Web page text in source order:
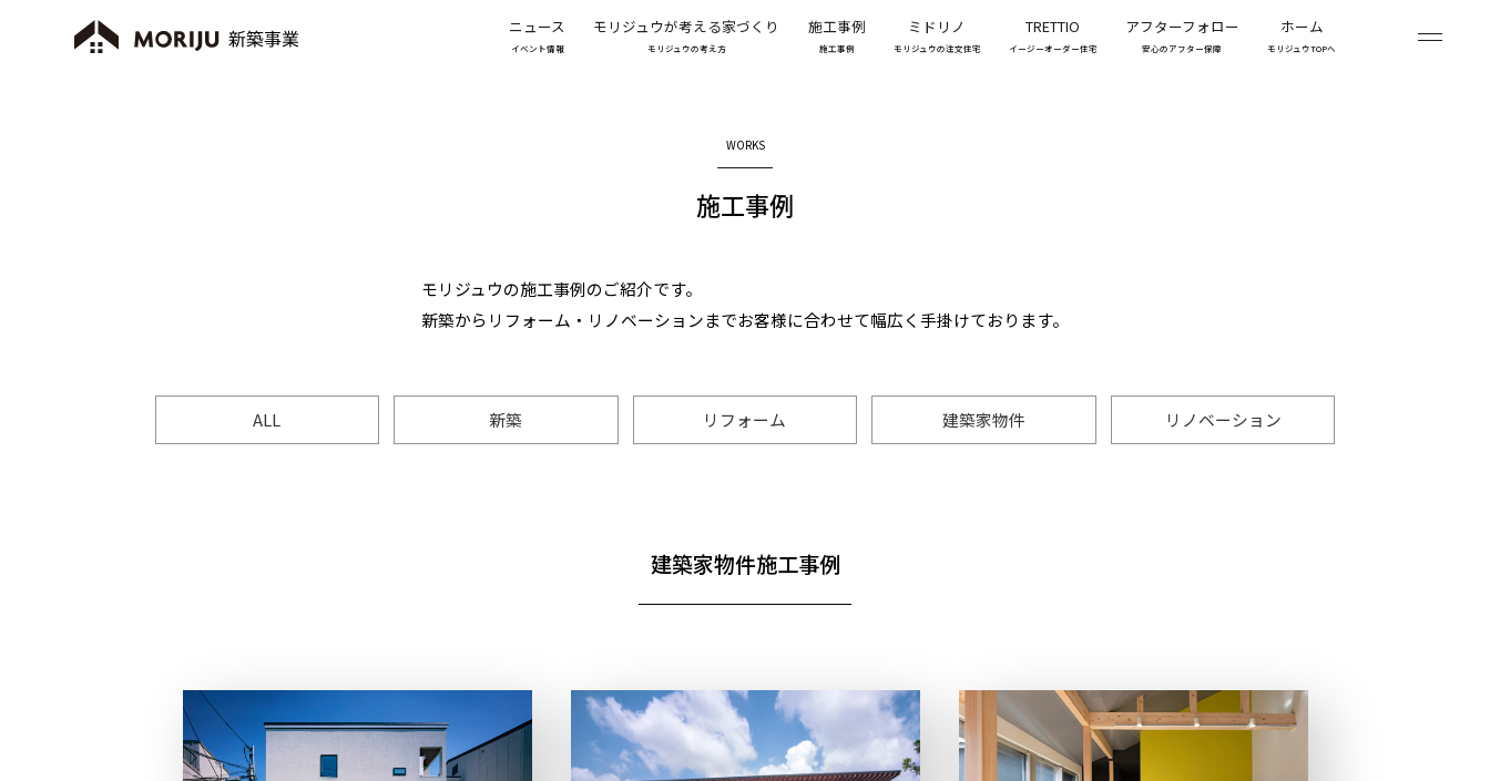
ニュース
イベント情報
モリジュウが考える家づくり
モリジュウの考え方
施工事例
施工事例
ミドリノ
モリジュウの注文住宅
TRETTIO
イージーオーダー住宅
アフターフォロー
安心のアフター保障
ホーム
モリジュウTOPへ
WORKS
施工事例
モリジュウの施工事例のご紹介です。
新築からリフォーム・リノベーションまでお客様に合わせて幅広く手掛けております。
ALL 新築 リフォーム 建築家物件 リノベーション
建築家物件施工事例